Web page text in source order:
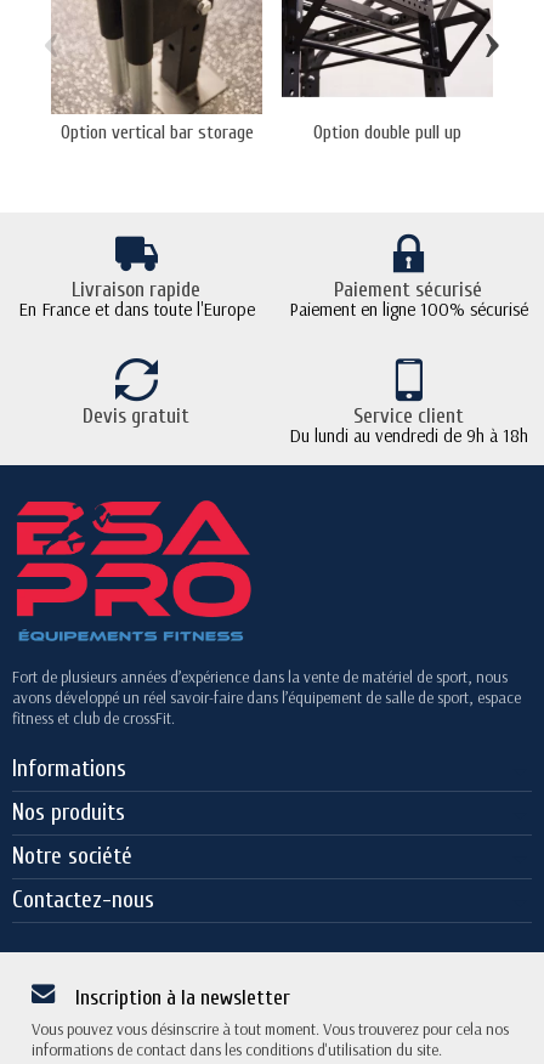
Option vertical bar storage Option double pull up
‹ ›
Livraison rapide
En France et dans toute l'Europe
Paiement sécurisé
Paiement en ligne 100% sécurisé
Devis gratuit Service client
Du lundi au vendredi de 9h à 18h
Fort de plusieurs années d’expérience dans la vente de matériel de sport, nous
avons développé un réel savoir-faire dans l’équipement de salle de sport, espace
fitness et club de crossFit.
Informations
Nos produits
Notre société
Contactez-nous
Inscription à la newsletter
Vous pouvez vous désinscrire à tout moment. Vous trouverez pour cela nos
informations de contact dans les conditions d'utilisation du site.